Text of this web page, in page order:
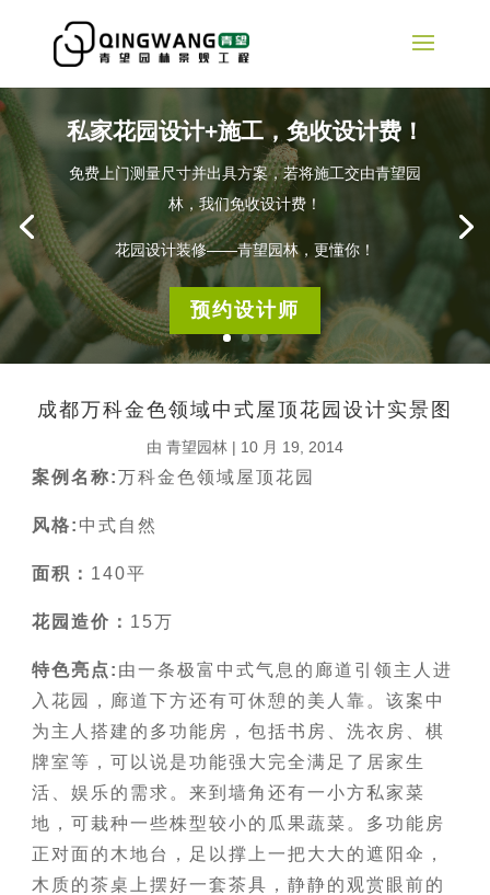
私家花园设计+施工，免收设计费！
免费上门测量尺寸并出具方案，若将施工交由青望园
林，我们免收设计费！
花园设计装修——青望园林，更懂你！
预约设计师
成都万科金色领域中式屋顶花园设计实景图
由 青望园林 | 10 月 19, 2014
案例名称:万科金色领域屋顶花园
风格: 中式自然
面积： 140平
花园造价： 15万
特色亮点: 由一条极富中式气息的廊道引领主人进
入花园，廊道下方还有可休憩的美人靠。该案中
为主人搭建的多功能房，包括书房、洗衣房、棋
牌室等，可以说是功能强大完全满足了居家生
活、娱乐的需求。来到墙角还有一小方私家菜
地，可栽种一些株型较小的瓜果蔬菜。多功能房
正对面的木地台，足以撑上一把大大的遮阳伞，
木质的茶桌上摆好一套茶具，静静的观赏眼前的